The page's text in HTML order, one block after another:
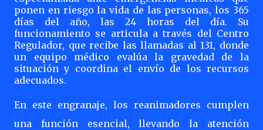
ponen en riesgo la vida de las personas, los 365
días del año, las 24 horas del día. Su
funcionamiento se articula a través del Centro
Regulador, que recibe las llamadas al 131, donde
un equipo médico evalúa la gravedad de la
situación y coordina el envío de los recursos
adecuados.
En este engranaje, los reanimadores cumplen
una función esencial, llevando la atención